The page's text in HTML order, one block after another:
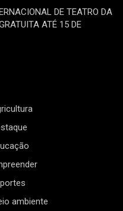
DE TEATRO DA
ATÉ 15 DE
ambiente